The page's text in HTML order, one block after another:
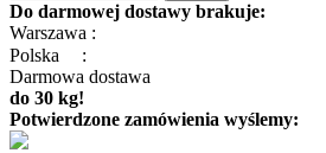
Do darmowej dostawy brakuje:
Warszawa :
Polska
:
Darmowa dostawa
do 30 kg!
Potwierdzone zamówienia wyślemy: